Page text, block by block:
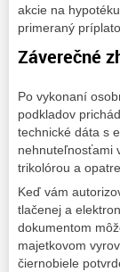
akcie na
primeraný
Záverečné
Po vykonaní
podkladov
technické dáta s
nehnuteľnosťami
trikolórou a
Keď vám
tlačenej a
dokumentom
majetkovom
čiernobiele